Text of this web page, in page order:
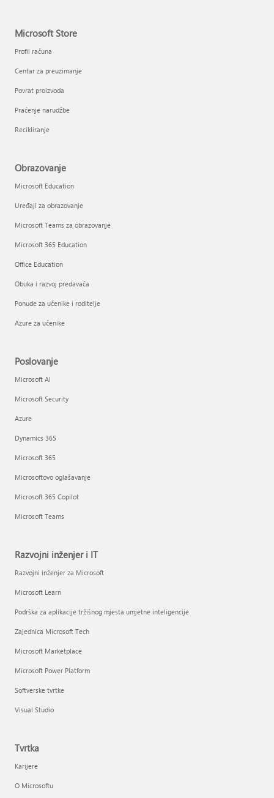
Microsoft Store
Profil računa
Centar za preuzimanje
Povrat proizvoda
Praćenje narudžbe
Recikliranje
Obrazovanje
Microsoft Education
Uređaji za obrazovanje
Microsoft Teams za obrazovanje
Microsoft 365 Education
Office Education
Obuka i razvoj predavača
Ponude za učenike i roditelje
Azure za učenike
Poslovanje
Microsoft AI
Microsoft Security
Azure
Dynamics 365
Microsoft 365
Microsoftovo oglašavanje
Microsoft 365 Copilot
Microsoft Teams
Razvojni inženjer i IT
Razvojni inženjer za Microsoft
Microsoft Learn
Podrška za aplikacije tržišnog mjesta umjetne inteligencije
Zajednica Microsoft Tech
Microsoft Marketplace
Microsoft Power Platform
Softverske tvrtke
Visual Studio
Tvrtka
Karijere
O Microsoftu